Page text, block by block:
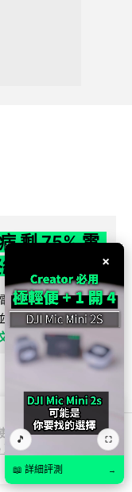
用
政
剩 75% 電
電車指令
動車車主患有「里
申已廢除電動車強
×
🎵 ⛶
📖 詳細評測 →